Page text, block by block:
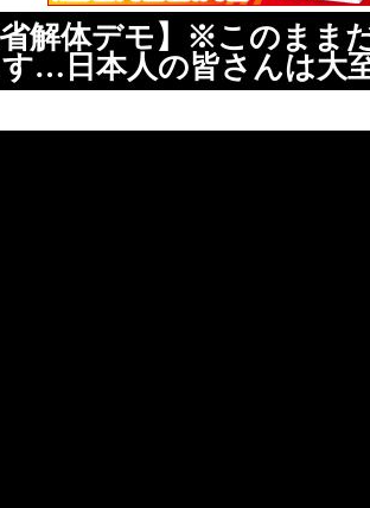
省解体デモ】※このまま
…日本人の皆さんは大